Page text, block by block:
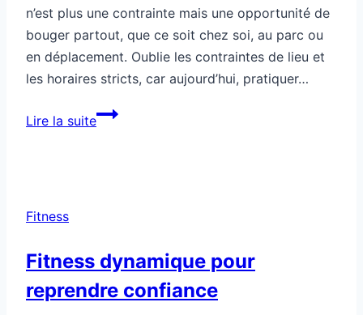
n’est plus une contrainte mais une opportunité de
bouger partout, que ce soit chez soi, au parc ou
en déplacement. Oublie les contraintes de lieu et
les horaires stricts, car aujourd’hui, pratiquer…
Lire la suiteFitness
Fitness
Fitness dynamique pour
reprendre confiance